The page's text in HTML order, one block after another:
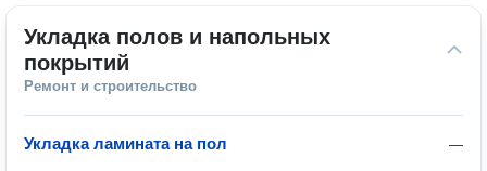
Укладка полов и напольных
покрытий
Ремонт и строительство
—
Укладка ламината на пол